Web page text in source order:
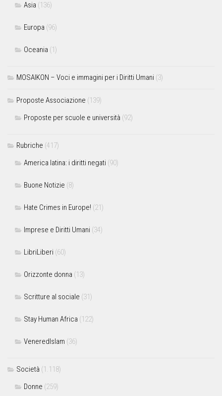
Asia (136)
Europa (96)
Oceania (1)
MOSAIKON – Voci e immagini per i Diritti Umani (3)
Proposte Associazione (139)
Proposte per scuole e università (92)
Rubriche (417)
America latina: i diritti negati (90)
Buone Notizie (8)
Hate Crimes in Europe! (21)
Imprese e Diritti Umani (34)
LibriLiberi (60)
Orizzonte donna (13)
Scritture al sociale (31)
Stay Human Africa (122)
VeneredIslam (36)
Società (1.118)
Donne (259)